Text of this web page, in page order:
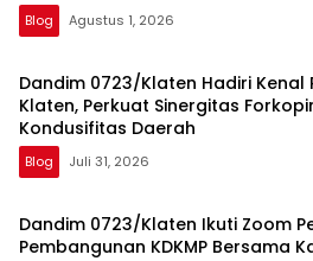
Blog Agustus 1, 2026
Dandim 0723/Klaten Hadiri
Klaten, Perkuat Sinergitas
Kondusifitas Daerah
Blog Juli 31, 2026
Dandim 0723/Klaten Ikuti Zoom
Pembangunan KDKMP Bersama